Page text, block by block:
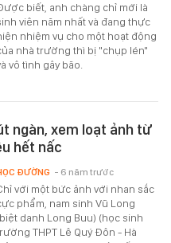
biết, anh chàng chỉ mới là
viên năm nhất và đang thực
nhiệm vụ cho một hoạt động
nhà trường thì bị "chụp lén"
vô tình gây bão.
ngàn, xem loạt ảnh từ
hết nấc
với một bức ảnh với nhan sắc
phẩm, nam sinh Vũ Long
danh Long Buu) (học sinh
THPT Lê Quý Đôn - Hà
ĐƯỜNG - 6 năm trước